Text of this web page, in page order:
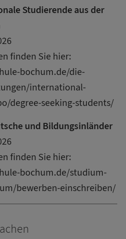
Studierende aus der
finden Sie hier:
bochum.de/die-
international-
degree-seeking-students/
und Bildungsinländer
finden Sie hier:
bochum.de/studium-
bewerben-einschreiben/